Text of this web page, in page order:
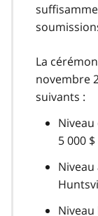
La
novembre
suivants :
5 000 $